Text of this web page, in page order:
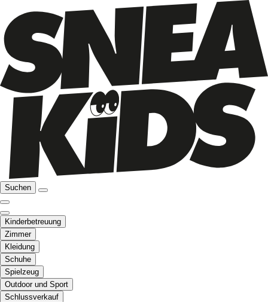
Suchen
Kinderbetreuung
Zimmer
Kleidung
Schuhe
Spielzeug
Outdoor und Sport
Schlussverkauf